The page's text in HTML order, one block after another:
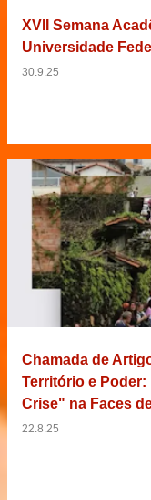
XVII Semana
Universidade
30.9.25
Chamada de
Território e
Crise" na Faces
22.8.25